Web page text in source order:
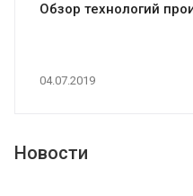
04.07.2019
Обзор технологий
Новости